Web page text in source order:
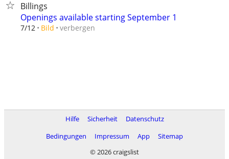
Billings
Openings available starting September 1
7/12 Bild verbergen
Hilfe Sicherheit
Datenschutz
Bedingungen
Impressum App
Sitemap
© 2026 craigslist